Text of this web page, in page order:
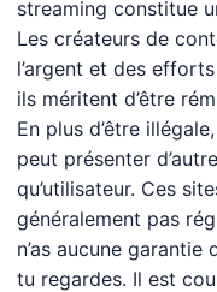
streaming constitue
Les créateurs de
l’argent et des
ils méritent d’être
En plus d’être
peut présenter
qu’utilisateur. Ces
généralement pas
n’as aucune
tu regardes. Il est